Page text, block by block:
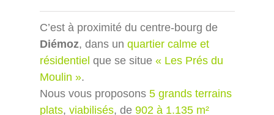
C’est à proximité du centre-bourg de
Diémoz, dans un quartier calme et
résidentiel que se situe « Les Prés du
Moulin ».
Nous vous proposons 5 grands terrains
plats, viabilisés, de902 à 1.135 m²